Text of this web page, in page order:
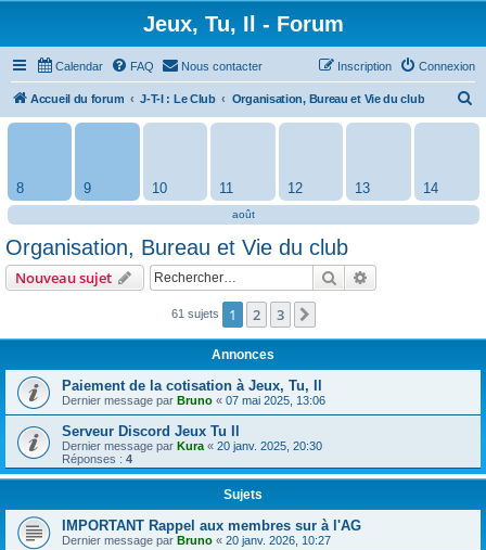
Jeux, Tu, Il - Forum
Calendar FAQ Nous contacter Connexion
Inscription
Accueil du forum J-T-I : Le Club Organisation, Bureau et Vie du club
e
e
r
8 9 10 11 12 13 14
août
Organisation, Bureau et Vie du club
Nouveau sujet Rechercher
61 sujets 1 2 3
Annonces
Paiement de la cotisation à Jeux, Tu, Il
Dernier message par Bruno « 07 mai 2025, 13:06
Serveur Discord Jeux Tu Il
Dernier message par Kura « 20 janv. 2025, 20:30
Réponses : 4
Sujets
IMPORTANT Rappel aux membres sur à l'AG
Dernier message par Bruno « 20 janv. 2026, 10:27